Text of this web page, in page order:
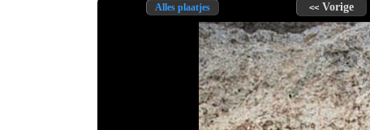
Alles plaatjes <<Vorige